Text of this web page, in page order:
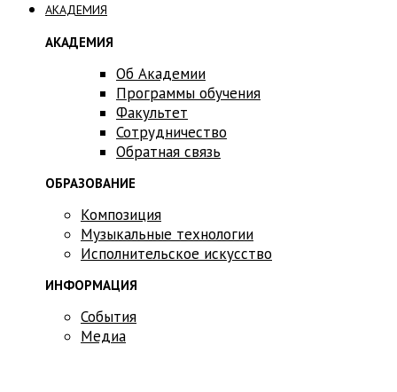
АКАДЕМИЯ
АКАДЕМИЯ
Об Академии
Программы обучения
Факультет
Сотрудничество
Обратная связь
ОБРАЗОВАНИЕ
Композиция
Музыкальные технологии
Исполнительское искусство
ИНФОРМАЦИЯ
События
Медиа